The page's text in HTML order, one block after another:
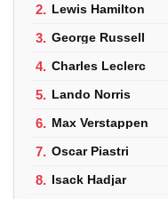
2. Lewis Hamilton
3. George Russell
4. Charles Leclerc
5. Lando Norris
6. Max Verstappen
7. Oscar Piastri
8. Isack Hadjar